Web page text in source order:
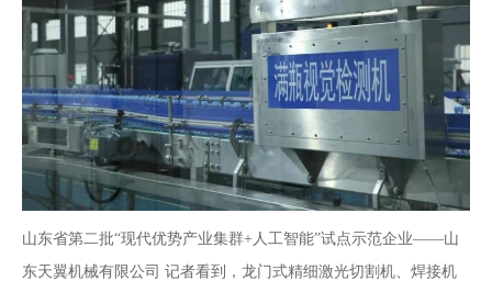
山东省第二批“现代优势产业集群+人工智能”试点示范企业——山
东天翼机械有限公司 记者看到，龙门式精细激光切割机、焊接机